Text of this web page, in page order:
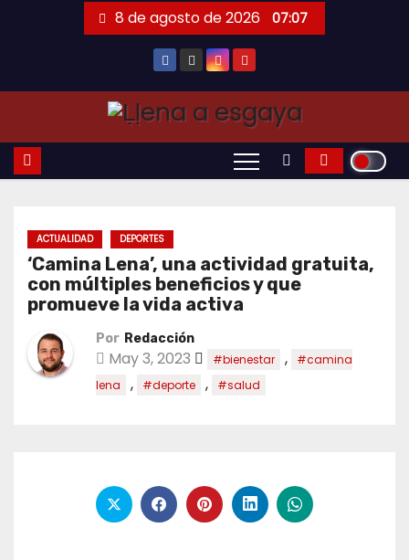
8 de agosto de 2026 07:07
ACTUALIDAD DEPORTES
‘Camina Lena’, una actividad gratuita,
con múltiples beneficios y que
promueve la vida activa
Por Redacción
May 3, 2023 #bienestar ,
#camina
lena
, #deporte , #salud